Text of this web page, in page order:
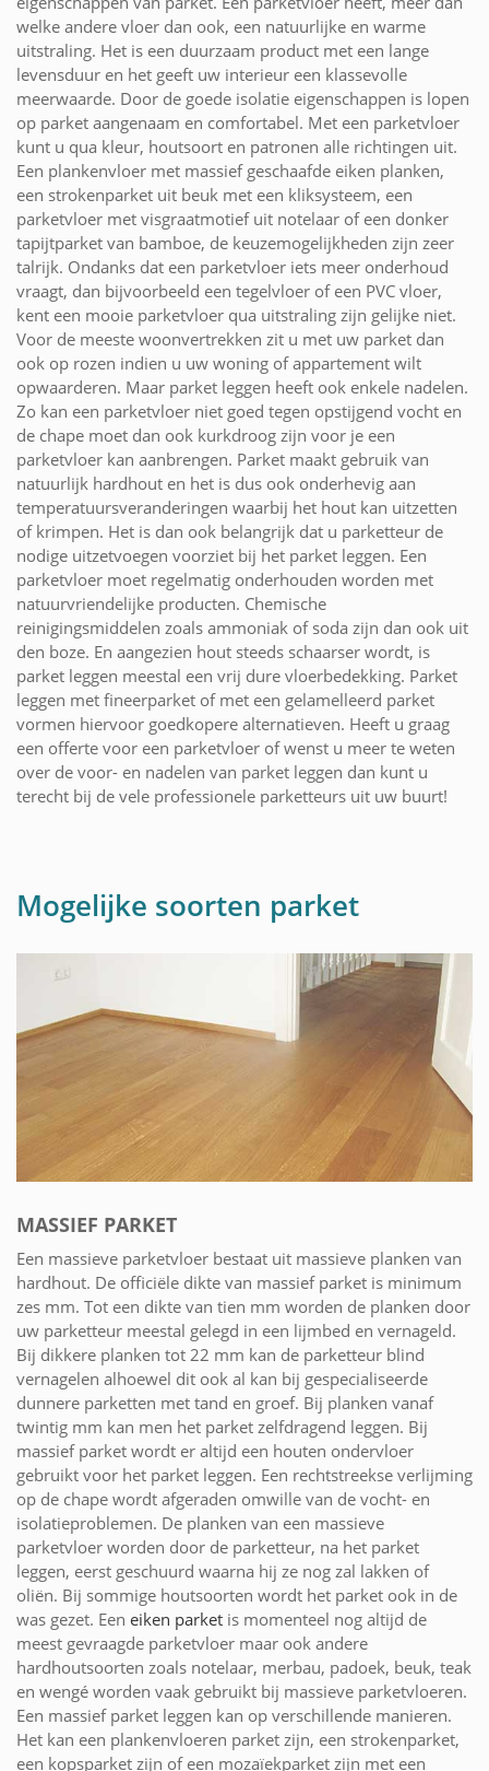
welke andere vloer dan ook, een natuurlijke en warme
uitstraling. Het is een duurzaam product met een lange
levensduur en het geeft uw interieur een klassevolle
meerwaarde. Door de goede isolatie eigenschappen is lopen
op parket aangenaam en comfortabel. Met een parketvloer
kunt u qua kleur, houtsoort en patronen alle richtingen uit.
Een plankenvloer met massief geschaafde eiken planken,
een strokenparket uit beuk met een kliksysteem, een
parketvloer met visgraatmotief uit notelaar of een donker
tapijtparket van bamboe, de keuzemogelijkheden zijn zeer
talrijk. Ondanks dat een parketvloer iets meer onderhoud
vraagt, dan bijvoorbeeld een tegelvloer of een PVC vloer,
kent een mooie parketvloer qua uitstraling zijn gelijke niet.
Voor de meeste woonvertrekken zit u met uw parket dan
ook op rozen indien u uw woning of appartement wilt
opwaarderen. Maar parket leggen heeft ook enkele nadelen.
Zo kan een parketvloer niet goed tegen opstijgend vocht en
de chape moet dan ook kurkdroog zijn voor je een
parketvloer kan aanbrengen. Parket maakt gebruik van
natuurlijk hardhout en het is dus ook onderhevig aan
temperatuursveranderingen waarbij het hout kan uitzetten
of krimpen. Het is dan ook belangrijk dat u parketteur de
nodige uitzetvoegen voorziet bij het parket leggen. Een
parketvloer moet regelmatig onderhouden worden met
natuurvriendelijke producten. Chemische
reinigingsmiddelen zoals ammoniak of soda zijn dan ook uit
den boze. En aangezien hout steeds schaarser wordt, is
parket leggen meestal een vrij dure vloerbedekking. Parket
leggen met fineerparket of met een gelamelleerd parket
vormen hiervoor goedkopere alternatieven. Heeft u graag
een offerte voor een parketvloer of wenst u meer te weten
over de voor- en nadelen van parket leggen dan kunt u
terecht bij de vele professionele parketteurs uit uw buurt!
Mogelijke soorten parket
MASSIEF PARKET
Een massieve parketvloer bestaat uit massieve planken van
hardhout. De officiële dikte van massief parket is minimum
zes mm. Tot een dikte van tien mm worden de planken door
uw parketteur meestal gelegd in een lijmbed en vernageld.
Bij dikkere planken tot 22 mm kan de parketteur blind
vernagelen alhoewel dit ook al kan bij gespecialiseerde
dunnere parketten met tand en groef. Bij planken vanaf
twintig mm kan men het parket zelfdragend leggen. Bij
massief parket wordt er altijd een houten ondervloer
gebruikt voor het parket leggen. Een rechtstreekse verlijming
op de chape wordt afgeraden omwille van de vocht- en
isolatieproblemen. De planken van een massieve
parketvloer worden door de parketteur, na het parket
leggen, eerst geschuurd waarna hij ze nog zal lakken of
oliën. Bij sommige houtsoorten wordt het parket ook in de
was gezet. Een eiken parket is momenteel nog altijd de
meest gevraagde parketvloer maar ook andere
hardhoutsoorten zoals notelaar, merbau, padoek, beuk, teak
en wengé worden vaak gebruikt bij massieve parketvloeren.
Een massief parket leggen kan op verschillende manieren.
Het kan een plankenvloeren parket zijn, een strokenparket,
een kopsparket zijn of een mozaïekparket zijn met een